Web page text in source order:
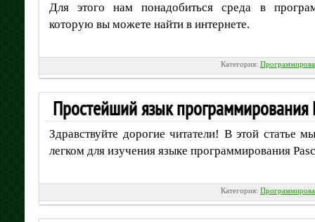
Для этого нам понадобиться среда в
которую вы можете найти в интернете.
Категория:
Простейший язык программирования
Здравствуйте дорогие читатели! В этой
легком для изучения языке программирования
Категория: